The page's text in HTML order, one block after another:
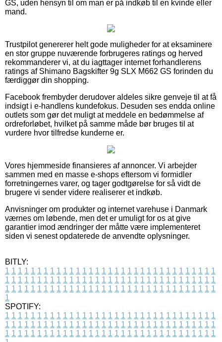
GS, uden hensyn til om man er på indkøb til en kvinde eller
mand.
Trustpilot genererer helt gode muligheder for at eksaminere
en stor gruppe nuværende forbrugeres ratings og herved
rekommanderer vi, at du iagttager internet forhandlerens
ratings af Shimano Bagskifter 9g SLX M662 GS forinden du
færdiggør din shopping.
Facebook frembyder derudover aldeles sikre genveje til at få
indsigt i e-handlens kundefokus. Desuden ses endda online
outlets som gør det muligt at meddele en bedømmelse af
ordreforløbet, hvilket på samme måde bør bruges til at
vurdere hvor tilfredse kunderne er.
Vores hjemmeside finansieres af annoncer. Vi arbejder
sammen med en masse e-shops eftersom vi formidler
forretningernes varer, og tager godtgørelse for så vidt de
brugere vi sender videre realiserer et indkøb.
Anvisninger om produkter og internet varehuse i Danmark
værnes om løbende, men det er umuligt for os at give
garantier imod ændringer der måtte være implementeret
siden vi senest opdaterede de anvendte oplysninger.
BITLY:
1 1 1 1 1 1 1 1 1 1 1 1 1 1 1 1 1 1 1 1 1 1 1 1 1 1 1 1 1 1 1 1 1
1 1 1 1 1 1 1 1 1 1 1 1 1 1 1 1 1 1 1 1 1 1 1 1 1 1 1 1 1 1 1 1 1
1 1 1 1 1 1 1 1 1 1 1 1 1 1 1 1 1 1 1 1 1 1 1 1 1 1 1 1 1 1 1 1 1
1
SPOTIFY:
1 1 1 1 1 1 1 1 1 1 1 1 1 1 1 1 1 1 1 1 1 1 1 1 1 1 1 1 1 1 1 1 1
1 1 1 1 1 1 1 1 1 1 1 1 1 1 1 1 1 1 1 1 1 1 1 1 1 1 1 1 1 1 1 1 1
1 1 1 1 1 1 1 1 1 1 1 1 1 1 1 1 1 1 1 1 1 1 1 1 1 1 1 1 1 1 1 1 1